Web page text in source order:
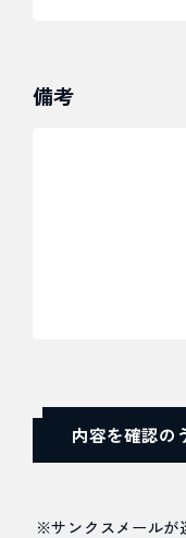
備考
※サンクスメールが